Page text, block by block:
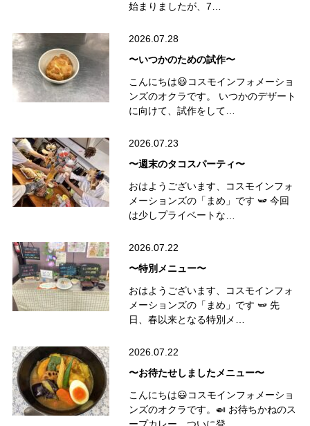
始まりましたが、7…
2026.07.28
〜いつかのための試作〜
こんにちは😃コスモインフォメーショ
ンズのオクラです。 いつかのデザート
に向けて、試作をして…
2026.07.23
〜週末のタコスパーティ〜
おはようございます、コスモインフォ
メーションズの「まめ」です 🫛 今回
は少しプライベートな…
2026.07.22
〜特別メニュー〜
おはようございます、コスモインフォ
メーションズの「まめ」です 🫛 先
日、春以来となる特別メ…
2026.07.22
〜お待たせしましたメニュー〜
こんにちは😃コスモインフォメーショ
ンズのオクラです。🍛 お待ちかねのス